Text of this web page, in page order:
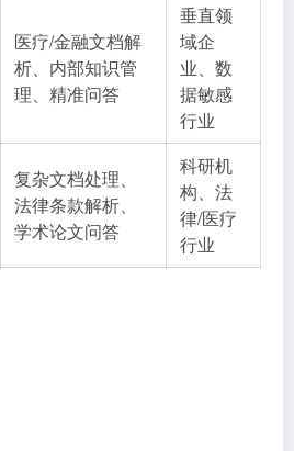
医疗/金融文档解
析、内部知识管
理、精准问答
垂直领
域企
业、数
据敏感
行业
复杂文档处理、
法律条款解析、
学术论文问答
科研机
构、法
律/医疗
行业